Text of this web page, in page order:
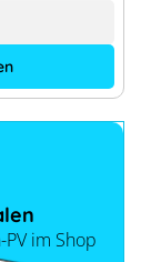
im Shop